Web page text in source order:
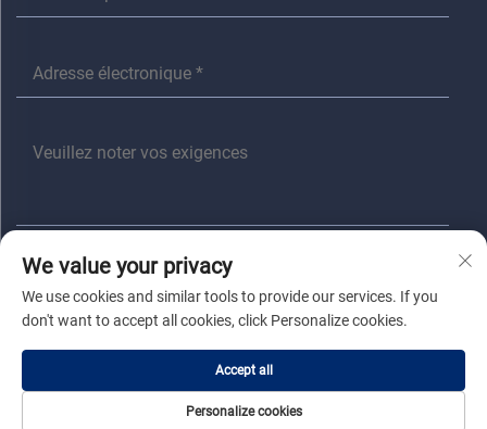
Envoyer
Droits d'auteur © Jiaxing anita electrical Co., Ltd Tous droits réservés |
Politique de confidentialité|Blogue
We value your privacy
We use cookies and similar tools to provide our services. If you
don't want to accept all cookies, click Personalize cookies.
Personalize cookies
Accept all